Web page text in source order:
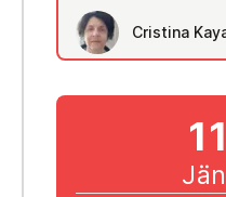
Cristina
11